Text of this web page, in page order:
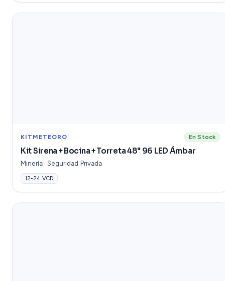
KITMETEORO En Stock
Kit Sirena + Bocina + Torreta 48" 96 LED Ámbar
Minería · Seguridad Privada
12-24 VCD